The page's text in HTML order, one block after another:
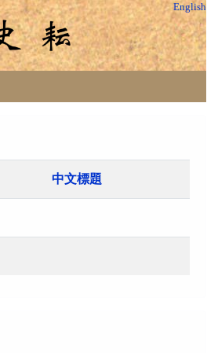
English
中文標題